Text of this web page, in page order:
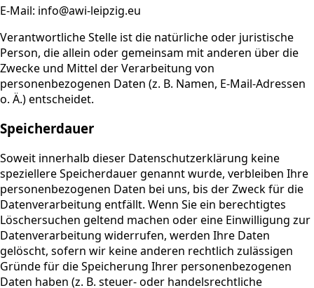
E-Mail: info@awi-leipzig.eu
Verantwortliche Stelle ist die natürliche oder juristische
Person, die allein oder gemeinsam mit anderen über die
Zwecke und Mittel der Verarbeitung von
personenbezogenen Daten (z. B. Namen, E-Mail-Adressen
o. Ä.) entscheidet.
Speicherdauer
Soweit innerhalb dieser Datenschutzerklärung keine
speziellere Speicherdauer genannt wurde, verbleiben Ihre
personenbezogenen Daten bei uns, bis der Zweck für die
Datenverarbeitung entfällt. Wenn Sie ein berechtigtes
Löschersuchen geltend machen oder eine Einwilligung zur
Datenverarbeitung widerrufen, werden Ihre Daten
gelöscht, sofern wir keine anderen rechtlich zulässigen
Gründe für die Speicherung Ihrer personenbezogenen
Daten haben (z. B. steuer- oder handelsrechtliche